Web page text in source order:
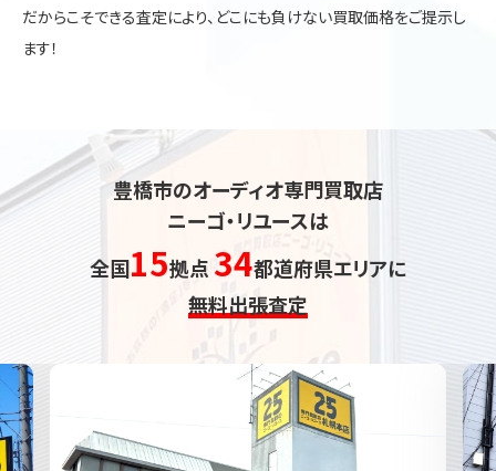
だからこそできる査定により、どこにも負けない買取価格をご提示し
ます！
豊橋市のオーディオ専門買取店
ニーゴ・リユースは
全国15拠点 34都道府県エリアに
無料出張査定